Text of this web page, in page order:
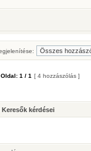
Oldal: 1 / 1 [ 4 hozzászólás ]
Keresők kérdései